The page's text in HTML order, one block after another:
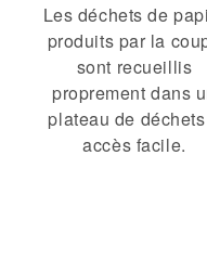
Les déchets de
produits par la
sont recueillis
proprement dans
plateau de
accès facile.